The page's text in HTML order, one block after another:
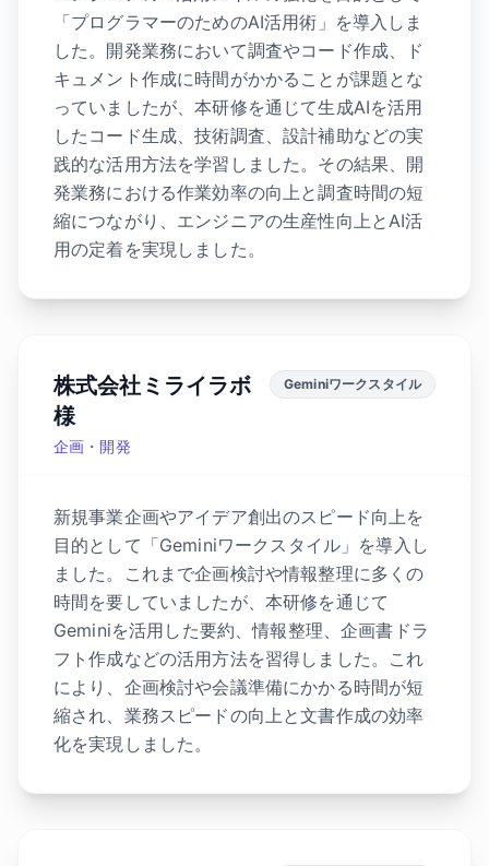
「プログラマーのためのAI活用術」を導入しま
した。開発業務において調査やコード作成、ド
キュメント作成に時間がかかることが課題とな
っていましたが、本研修を通じて生成AIを活用
したコード生成、技術調査、設計補助などの実
践的な活用方法を学習しました。その結果、開
発業務における作業効率の向上と調査時間の短
縮につながり、エンジニアの生産性向上とAI活
用の定着を実現しました。
株式会社ミライラボ
様
企画・開発
Geminiワークスタイル
新規事業企画やアイデア創出のスピード向上を
目的として「Geminiワークスタイル」を導入し
ました。これまで企画検討や情報整理に多くの
時間を要していましたが、本研修を通じて
Geminiを活用した要約、情報整理、企画書ドラ
フト作成などの活用方法を習得しました。これ
により、企画検討や会議準備にかかる時間が短
縮され、業務スピードの向上と文書作成の効率
化を実現しました。